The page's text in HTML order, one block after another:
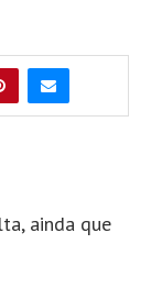
ainda que